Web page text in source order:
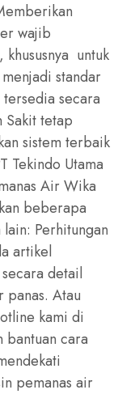
wajib
untuk
standar
secara
Sakit tetap
sistem terbaik
Tekindo Utama
Air Wika
beberapa
Perhitungan
artikel
detail
panas. Atau
kami di
bantuan cara
pemanas air